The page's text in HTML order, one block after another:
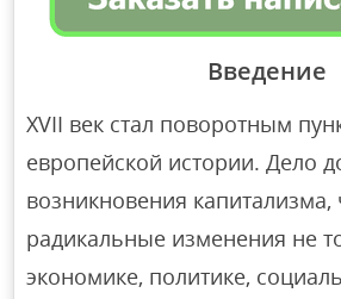
Введение
XVII век стал поворотным
европейской истории. Дело
возникновения капитализма,
радикальные изменения не
экономике, политике,